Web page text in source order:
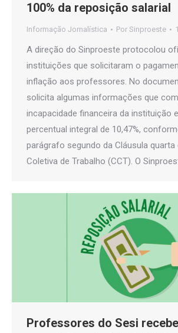
100% da reposição salarial
Informação Jornalística Por Sinproeste
A direção do Sinproeste protocolou
instituições que solicitaram o
inflação aos professores. No
solicita algumas informações que
incapacidade financeira da instituição
percentual integral de 10,47%,
parágrafo segundo da Cláusula quarta
Coletiva de Trabalho (CCT). O
Professores do Sesi